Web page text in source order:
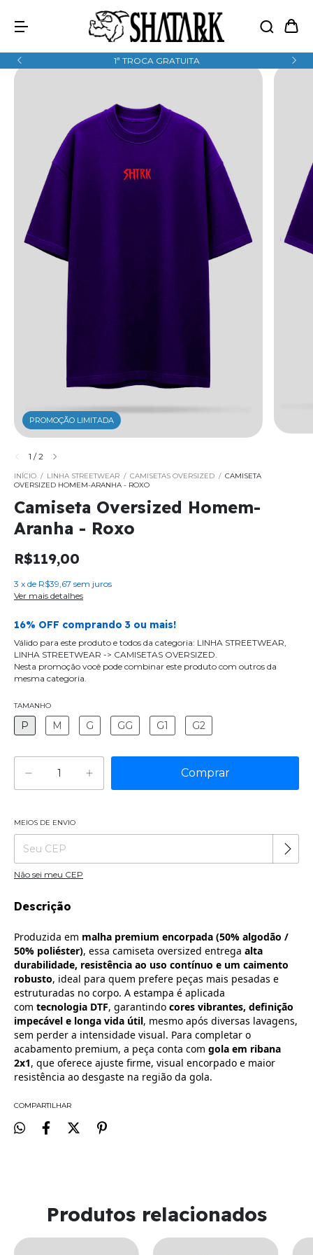
1ª TROCA GRATUITA
PROMOÇÃO LIMITADA
1 /2
INÍCIO / LINHA STREETWEAR / CAMISETAS OVERSIZED / CAMISETA
OVERSIZED HOMEM-ARANHA - ROXO
Camiseta Oversized Homem-
Aranha - Roxo
R$119,00
3 x de R$39,67 sem juros
Ver mais detalhes
16% OFF comprando 3 ou mais!
Válido para este produto e todos da categoria: LINHA STREETWEAR,
LINHA STREETWEAR -> CAMISETAS OVERSIZED.
Nesta promoção você pode combinar este produto com outros da
mesma categoria.
TAMANHO
P M G GG G1 G2
Entregas para o CEP:
MEIOS DE ENVIO
Não sei meu CEP
Descrição
Produzida em malha premium encorpada (50% algodão /
50% poliéster), essa camiseta oversized entrega alta
durabilidade, resistência ao uso contínuo e um caimento
robusto, ideal para quem prefere peças mais pesadas e
estruturadas no corpo. A estampa é aplicada
com tecnologia DTF, garantindo cores vibrantes, definição
impecável e longa vida útil, mesmo após diversas lavagens,
sem perder a intensidade visual. Para completar o
acabamento premium, a peça conta com gola em ribana
2x1, que oferece ajuste firme, visual encorpado e maior
resistência ao desgaste na região da gola.
COMPARTILHAR
Produtos relacionados